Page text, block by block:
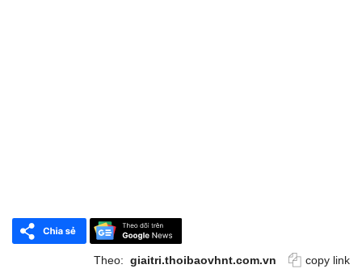
Theo: giaitri.thoibaovhnt.com.vn copy link